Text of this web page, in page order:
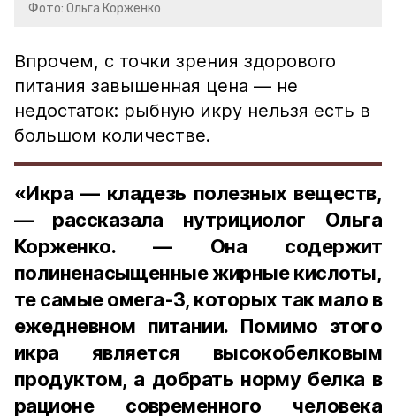
Фото: Ольга Корженко
Впрочем, с точки зрения здорового
питания завышенная цена — не
недостаток: рыбную икру нельзя есть в
большом количестве.
«Икра — кладезь полезных веществ,
— рассказала нутрициолог Ольга
Корженко. — Она содержит
полиненасыщенные жирные кислоты,
те самые омега-3, которых так мало в
ежедневном питании. Помимо этого
икра является высокобелковым
продуктом, а добрать норму белка в
рационе современного человека